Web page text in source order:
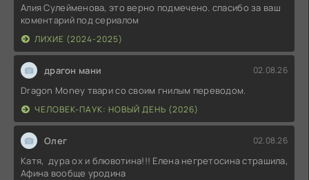
Алия Сулейменова, это верно подмечено. спасибо за ваш
коментарий под сериалом
ЛИХИЕ (2024-2025)
драгон мани 02.08.26
Dragon Money твари со своим гнилым переводом.
ЧЕЛОВЕК-ПАУК: НОВЫЙ ДЕНЬ (2026)
Олег 02.08.26
Катя, дура ох и блювотина!!! Елена негретосина страшила,
Афина вообще уродина